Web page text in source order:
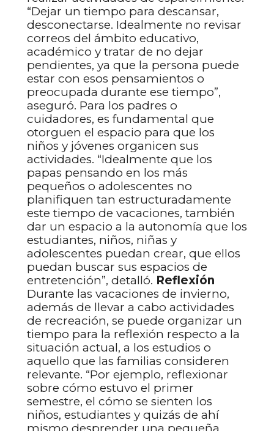
“Dejar un tiempo para descansar,
desconectarse. Idealmente no revisar
correos del ámbito educativo,
académico y tratar de no dejar
pendientes, ya que la persona puede
estar con esos pensamientos o
preocupada durante ese tiempo”,
aseguró. Para los padres o
cuidadores, es fundamental que
otorguen el espacio para que los
niños y jóvenes organicen sus
actividades. “Idealmente que los
papas pensando en los más
pequeños o adolescentes no
planifiquen tan estructuradamente
este tiempo de vacaciones, también
dar un espacio a la autonomía que los
estudiantes, niños, niñas y
adolescentes puedan crear, que ellos
puedan buscar sus espacios de
entretención”, detalló. Reflexión
Durante las vacaciones de invierno,
además de llevar a cabo actividades
de recreación, se puede organizar un
tiempo para la reflexión respecto a la
situación actual, a los estudios o
aquello que las familias consideren
relevante. “Por ejemplo, reflexionar
sobre cómo estuvo el primer
semestre, el cómo se sienten los
niños, estudiantes y quizás de ahí